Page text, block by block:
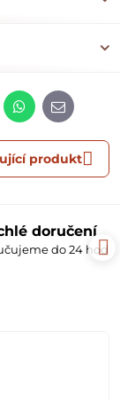
WhatsApp
E-
mail
produkt
doručení
do 24 hodin